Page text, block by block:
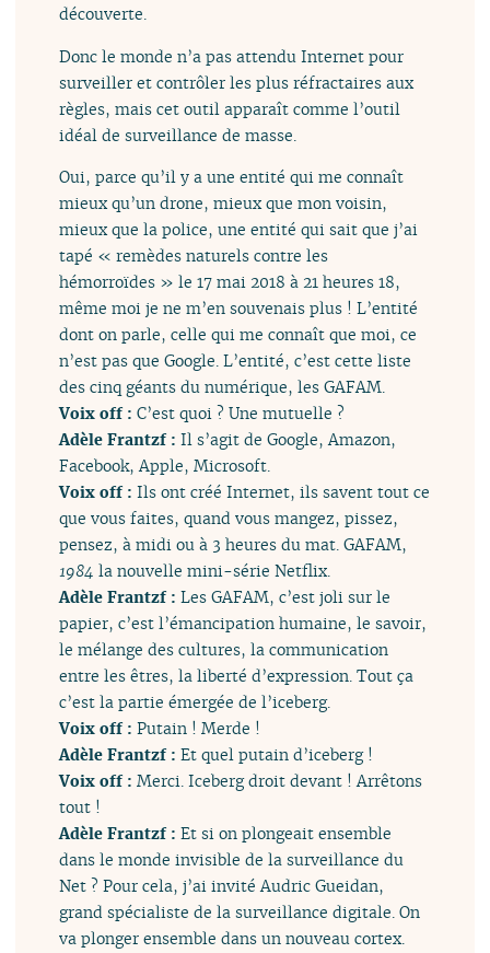
découverte.
Donc le monde n’a pas attendu Internet pour
surveiller et contrôler les plus réfractaires aux
règles, mais cet outil apparaît comme l’outil
idéal de surveillance de masse.
Oui, parce qu’il y a une entité qui me connaît
mieux qu’un drone, mieux que mon voisin,
mieux que la police, une entité qui sait que j’ai
tapé « remèdes naturels contre les
hémorroïdes » le 17 mai 2018 à 21 heures 18,
même moi je ne m’en souvenais plus ! L’entité
dont on parle, celle qui me connaît que moi, ce
n’est pas que Google. L’entité, c’est cette liste
des cinq géants du numérique, les GAFAM.
Voix off :C’est quoi ? Une mutuelle ?
Adèle Frantzf :Il s’agit de Google, Amazon,
Facebook, Apple, Microsoft.
Voix off :Ils ont créé Internet, ils savent tout ce
que vous faites, quand vous mangez, pissez,
pensez, à midi ou à 3 heures du mat. GAFAM,
1984 la nouvelle mini-série Netflix.
Adèle Frantzf :Les GAFAM, c’est joli sur le
papier, c’est l’émancipation humaine, le savoir,
le mélange des cultures, la communication
entre les êtres, la liberté d’expression. Tout ça
c’est la partie émergée de l’iceberg.
Voix off :Putain ! Merde !
Adèle Frantzf :Et quel putain d’iceberg !
Voix off :Merci. Iceberg droit devant ! Arrêtons
tout !
Adèle Frantzf :Et si on plongeait ensemble
dans le monde invisible de la surveillance du
Net ? Pour cela, j’ai invité Audric Gueidan,
grand spécialiste de la surveillance digitale. On
va plonger ensemble dans un nouveau cortex.